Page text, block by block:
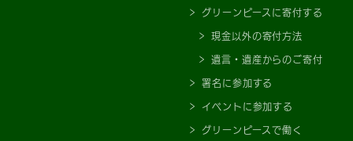
グリーンピースに寄付する
現金以外の寄付方法
遺言・遺産からのご寄付
署名に参加する
イベントに参加する
グリーンピースで働く